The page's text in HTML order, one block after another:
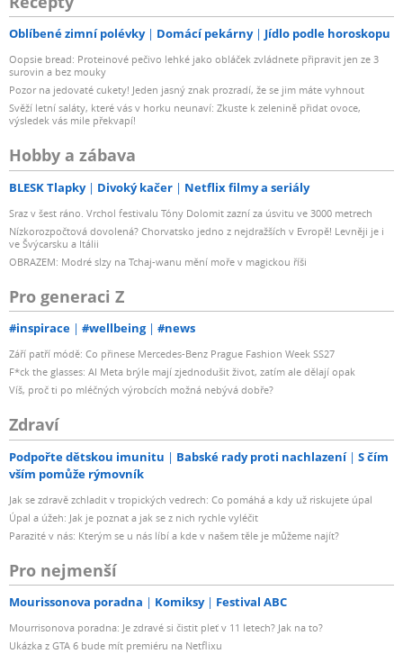
Oblíbené zimní polévky Domácí pekárny Jídlo podle horoskopu
Oopsie bread: Proteinové pečivo lehké jako obláček zvládnete připravit jen ze 3
surovin a bez mouky
Pozor na jedovaté cukety! Jeden jasný znak prozradí, že se jim máte vyhnout
Svěží letní saláty, které vás v horku neunaví: Zkuste k zelenině přidat ovoce,
výsledek vás mile překvapí!
Hobby a zábava
BLESK Tlapky Divoký kačer Netflix filmy a seriály
Sraz v šest ráno. Vrchol festivalu Tóny Dolomit zazní za úsvitu ve 3000 metrech
Nízkorozpočtová dovolená? Chorvatsko jedno z nejdražších v Evropě! Levněji je i
ve Švýcarsku a Itálii
OBRAZEM: Modré slzy na Tchaj-wanu mění moře v magickou říši
Pro generaci Z
#inspirace #wellbeing #news
Září patří módě: Co přinese Mercedes-Benz Prague Fashion Week SS27
F*ck the glasses: AI Meta brýle mají zjednodušit život, zatím ale dělají opak
Víš, proč ti po mléčných výrobcích možná nebývá dobře?
Zdraví
Podpořte dětskou imunitu Babské rady proti nachlazení
S čím
vším pomůže rýmovník
Jak se zdravě zchladit v tropických vedrech: Co pomáhá a kdy už riskujete úpal
Úpal a úžeh: Jak je poznat a jak se z nich rychle vyléčit
Parazité v nás: Kterým se u nás líbí a kde v našem těle je můžeme najít?
Pro nejmenší
Mourissonova poradna Komiksy Festival ABC
Mourrisonova poradna: Je zdravé si čistit pleť v 11 letech? Jak na to?
Ukázka z GTA 6 bude mít premiéru na Netflixu